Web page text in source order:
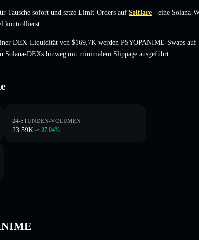
Tausche sofort und setze Limit-Orders auf Solflare - eine Solana-
kontrollierst.
DEX-Liquidität von $169.7K werden PSYOPANIME-Swaps auf
DEXs hinweg mit minimalem Slippage ausgeführt.
24-STUNDEN-VOLUMEN
23.59K 37.04%